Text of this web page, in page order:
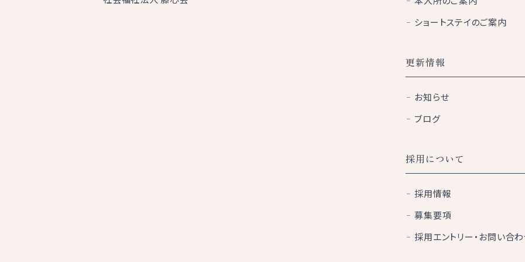
ショートステイのご案内
更新情報
お知らせ
ブログ
採用について
採用情報
募集要項
採用エントリー・お問い合